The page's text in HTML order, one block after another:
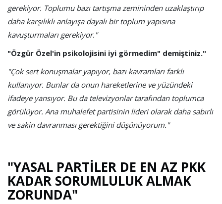
gerekiyor. Toplumu bazı tartışma zemininden uzaklaştırıp
daha karşılıklı anlayışa dayalı bir toplum yapısına
kavuşturmaları gerekiyor."
"Özgür Özel'in psikolojisini iyi görmedim" demiştiniz."
"Çok sert konuşmalar yapıyor, bazı kavramları farklı
kullanıyor. Bunlar da onun hareketlerine ve yüzündeki
ifadeye yansıyor. Bu da televizyonlar tarafından toplumca
görülüyor. Ana muhalefet partisinin lideri olarak daha sabırlı
ve sakin davranması gerektiğini düşünüyorum."
"YASAL PARTİLER DE EN AZ PKK
KADAR SORUMLULUK ALMAK
ZORUNDA"